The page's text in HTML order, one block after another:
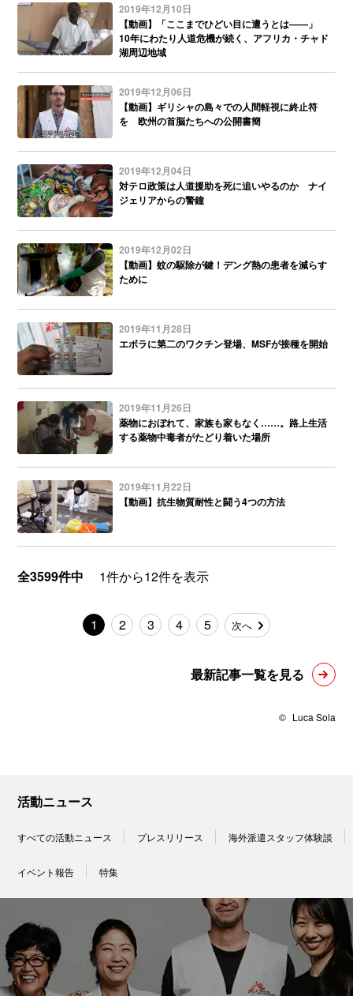
2019年12月10日
【動画】「ここまでひどい目に遭うとは——」
10年にわたり人道危機が続く、アフリカ・チャド
湖周辺地域
2019年12月06日
【動画】ギリシャの島々での人間軽視に終止符
を 欧州の首脳たちへの公開書簡
2019年12月04日
対テロ政策は人道援助を死に追いやるのか ナイ
ジェリアからの警鐘
2019年12月02日
【動画】蚊の駆除が鍵！デング熱の患者を減らす
ために
2019年11月28日
エボラに第二のワクチン登場、MSFが接種を開始
2019年11月26日
薬物におぼれて、家族も家もなく……。路上生活
する薬物中毒者がたどり着いた場所
2019年11月22日
【動画】抗生物質耐性と闘う4つの方法
全3599件中 1件から12件を表示
1 2 3 4 5 次へ
最新記事一覧を見る
© Luca Sola
活動ニュース
すべての活動ニュース プレスリリース 海外派遣スタッフ体験談
イベント報告 特集